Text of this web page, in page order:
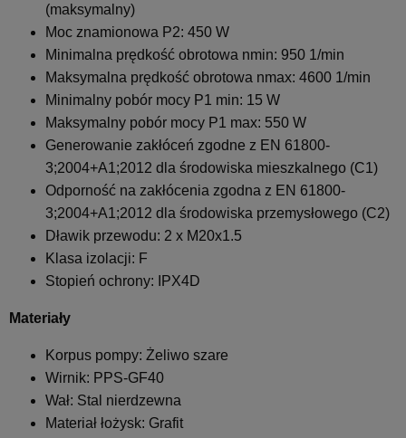
(maksymalny)
Moc znamionowa P2: 450 W
Minimalna prędkość obrotowa nmin: 950 1/min
Maksymalna prędkość obrotowa nmax: 4600 1/min
Minimalny pobór mocy P1 min: 15 W
Maksymalny pobór mocy P1 max: 550 W
Generowanie zakłóceń zgodne z EN 61800-
3;2004+A1;2012 dla środowiska mieszkalnego (C1)
Odporność na zakłócenia zgodna z EN 61800-
3;2004+A1;2012 dla środowiska przemysłowego (C2)
Dławik przewodu: 2 x M20x1.5
Klasa izolacji: F
Stopień ochrony: IPX4D
Materiały
Korpus pompy: Żeliwo szare
Wirnik: PPS-GF40
Wał: Stal nierdzewna
Materiał łożysk: Grafit